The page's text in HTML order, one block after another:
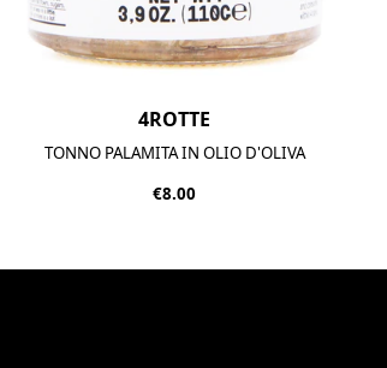
4ROTTE
TONNO PALAMITA IN OLIO D'OLIVA
€8.00